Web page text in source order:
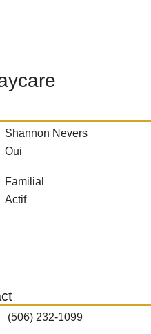
Shannon Nevers
Oui
Familial
Actif
(506) 232-1099